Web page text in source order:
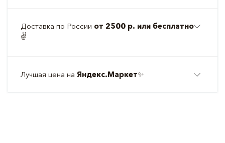
Доставка по России от 2500 р. или бесплатно
✌️
Лучшая цена на Яндекс.Маркет✨